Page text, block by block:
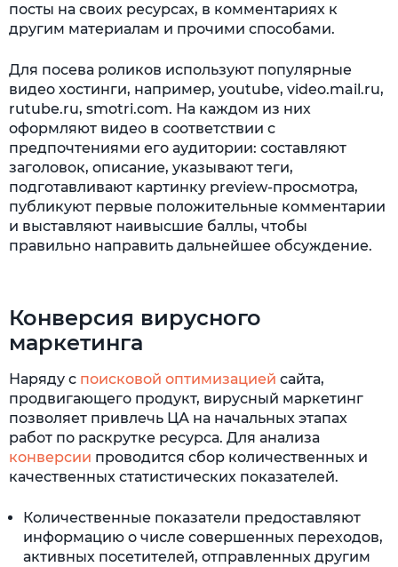
посты на своих ресурсах, в комментариях к
другим материалам и прочими способами.
Для посева роликов используют популярные
видео хостинги, например, youtube, video.mail.ru,
rutube.ru, smotri.com. На каждом из них
оформляют видео в соответствии с
предпочтениями его аудитории: составляют
заголовок, описание, указывают теги,
подготавливают картинку preview-просмотра,
публикуют первые положительные комментарии
и выставляют наивысшие баллы, чтобы
правильно направить дальнейшее обсуждение.
Конверсия вирусного
маркетинга
Наряду с поисковой оптимизацией сайта,
продвигающего продукт, вирусный маркетинг
позволяет привлечь ЦА на начальных этапах
работ по раскрутке ресурса. Для анализа
конверсии проводится сбор количественных и
качественных статистических показателей.
Количественные показатели предоставляют
информацию о числе совершенных переходов,
активных посетителей, отправленных другим